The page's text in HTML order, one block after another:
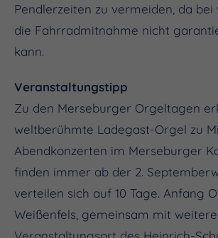
Pendlerzeiten zu vermeiden, da bei
die Fahrradmitnahme nicht
kann.
Veranstaltungstipp
Zu den Merseburger Orgeltagen
weltberühmte Ladegast-Orgel zu
Abendkonzerten im Merseburger
finden immer ab der 2.
verteilen sich auf 10 Tage. Anfang
Weißenfels, gemeinsam mit